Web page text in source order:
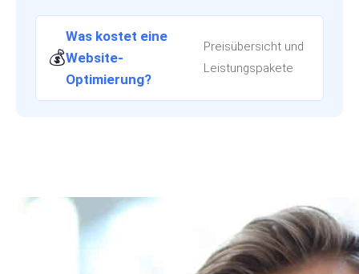
💰
Was kostet eine
Website-
Optimierung?
Preisübersicht und
Leistungspakete